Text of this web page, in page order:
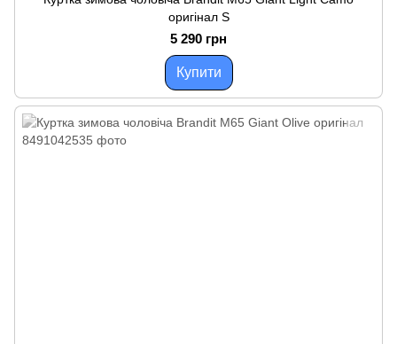
оригінал S
5 290 грн
Купити